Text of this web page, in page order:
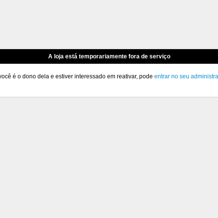
A loja está temporariamente fora de serviço
é o dono dela e estiver interessado em reativar, pode entrar no seu